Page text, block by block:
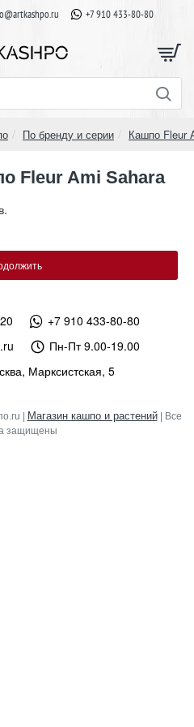
+7 910 433-80-80
По бренду и серии Кашпо Fleur
Fleur Ami Sahara
+7 910 433-80-80
Пн-Пт 9.00-19.00
Марксистская, 5
| Магазин кашпо и растений| Все
защищены